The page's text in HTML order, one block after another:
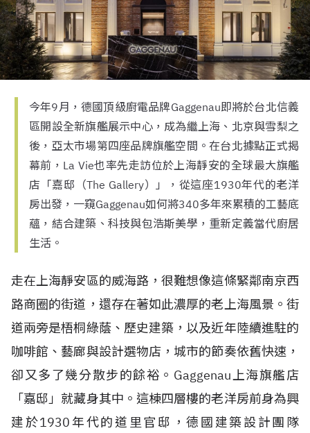
今年9月，德國頂級廚電品牌Gaggenau即將於台北信義
區開設全新旗艦展示中心，成為繼上海、北京與雪梨之
後，亞太市場第四座品牌旗艦空間。在台北據點正式揭
幕前，La Vie也率先走訪位於上海靜安的全球最大旗艦
店「嘉邸（The Gallery）」，從這座1930年代的老洋
房出發，一窺Gaggenau如何將340多年來累積的工藝底
蘊，結合建築、科技與包浩斯美學，重新定義當代廚居
生活。
走在上海靜安區的威海路，很難想像這條緊鄰南京西
路商圈的街道，還存在著如此濃厚的老上海風景。街
道兩旁是梧桐綠蔭、歷史建築，以及近年陸續進駐的
咖啡館、藝廊與設計選物店，城市的節奏依舊快速，
卻又多了幾分散步的餘裕。Gaggenau上海旗艦店
「嘉邸」就藏身其中。這棟四層樓的老洋房前身為興
建於1930年代的道里官邸，德國建築設計團隊